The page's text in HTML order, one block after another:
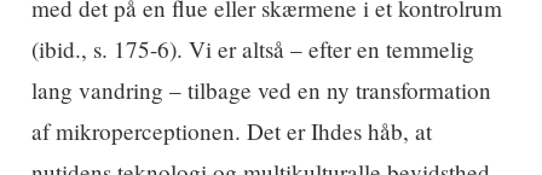
med det på en flue eller skærmene i et kontrolrum
(ibid., s. 175-6). Vi er altså – efter en temmelig
lang vandring – tilbage ved en ny transformation
af mikroperceptionen. Det er Ihdes håb, at